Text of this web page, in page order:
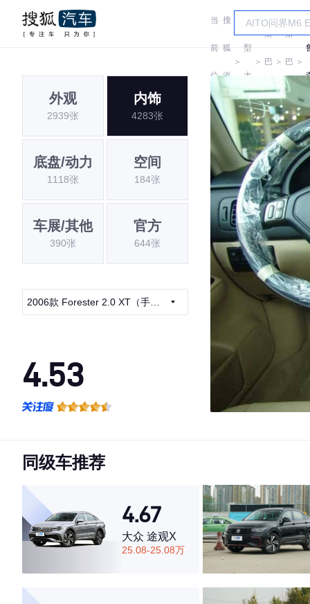
当
前
位
置:
搜
狐
汽
＞
车
型
大
全
＞
斯
巴
鲁
＞
斯
巴
鲁
＞
外观
2939张
内饰
4283张
底盘/动力
1118张
空间
184张
车展/其他
390张
官方
644张
2006款 Forester 2.0 XT（手自
4.53
·空间表现较为优秀，优于72%同级车
同级车推荐
4.67
大众 途观X
25.08-25.08万